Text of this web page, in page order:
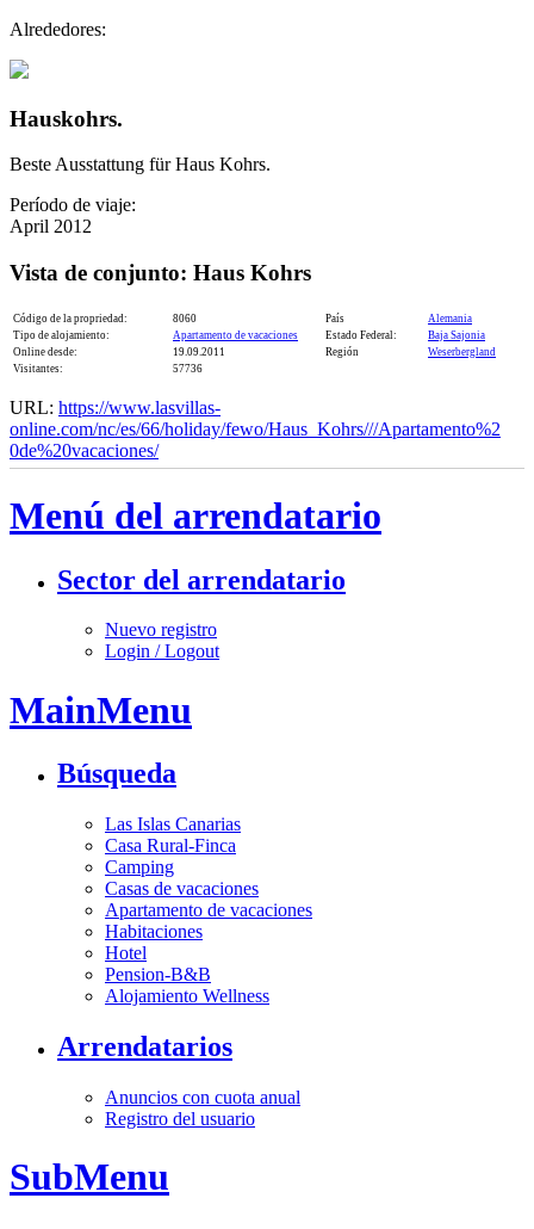
Alrededores:
Hauskohrs.
Beste Ausstattung für Haus Kohrs.
Período de viaje:
April 2012
Vista de conjunto: Haus Kohrs
Código de la propriedad: 8060 País
Alemania
Tipo de alojamiento:
Apartamento de vacaciones Estado Federal:
Baja Sajonia
Online desde:
19.09.2011 Región
Weserbergland
Visitantes:
57736
URL: https://www.lasvillas-
online.com/nc/es/66/holiday/fewo/Haus_Kohrs///Apartamento%2​
0de%20vacaciones/
Menú del arrendatario
Sector del arrendatario
Nuevo registro
Login / Logout
MainMenu
Búsqueda
Las Islas Canarias
Casa Rural-Finca
Camping
Casas de vacaciones
Apartamento de vacaciones
Habitaciones
Hotel
Pension-B&B
Alojamiento Wellness
Arrendatarios
Anuncios con cuota anual
Registro del usuario
SubMenu